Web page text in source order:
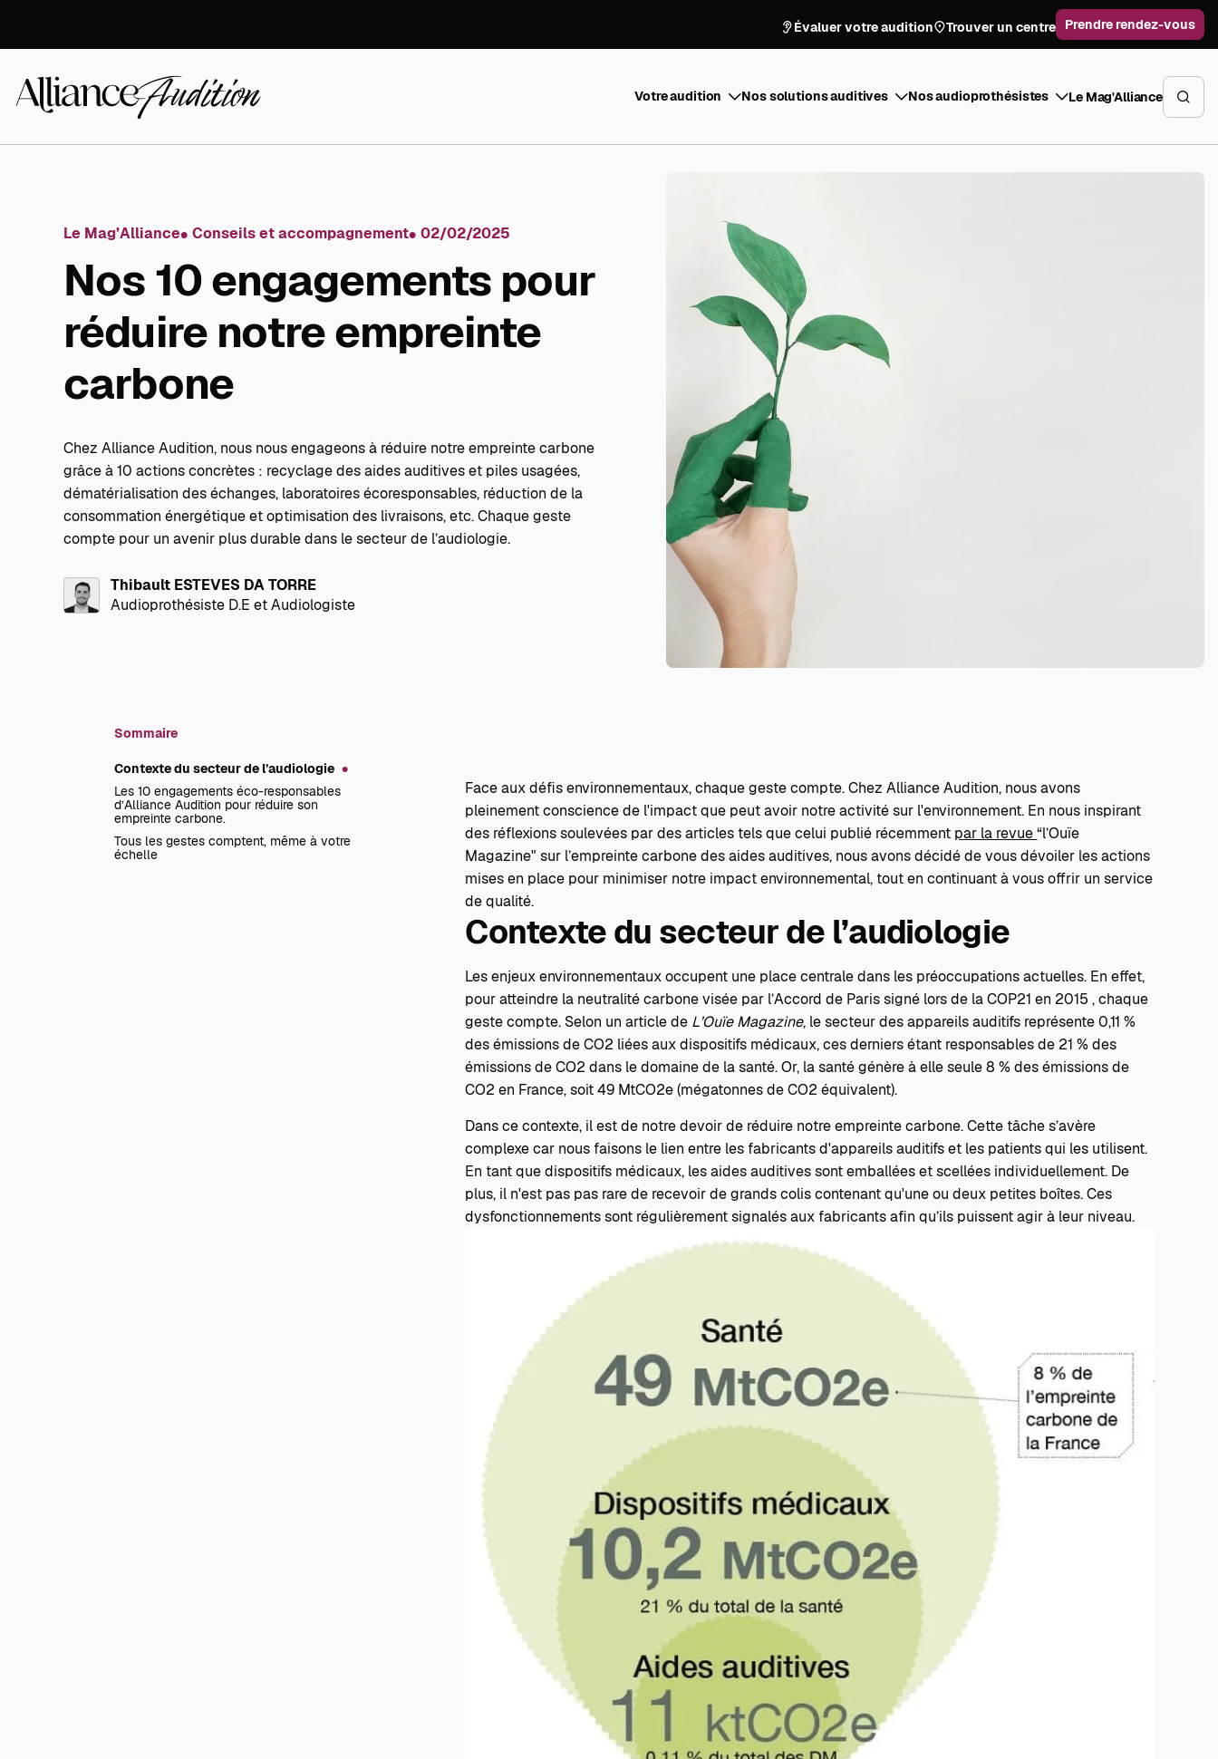
Évaluer votre audition Trouver un centre Prendre rendez-vous
Audition
Votre audition Nos solutions auditives Nos audioprothésistes Le Mag'Alliance
Le Mag’Alliance Conseils et accompagnement 02/02/2025
Nos 10 engagements pour
réduire notre empreinte
carbone
Chez Alliance Audition, nous nous engageons à réduire notre empreinte carbone
grâce à 10 actions concrètes : recyclage des aides auditives et piles usagées,
dématérialisation des échanges, laboratoires écoresponsables, réduction de la
consommation énergétique et optimisation des livraisons, etc. Chaque geste
compte pour un avenir plus durable dans le secteur de l’audiologie.
Thibault ESTEVES DA TORRE
Audioprothésiste D.E et Audiologiste
Sommaire
Contexte du secteur de l’audiologie
Les 10 engagements éco-responsables
d’Alliance Audition pour réduire son
empreinte carbone.
Tous les gestes comptent, même à votre
échelle
Face aux défis environnementaux, chaque geste compte. Chez Alliance Audition, nous avons
pleinement conscience de l'impact que peut avoir notre activité sur l'environnement. En nous inspirant
des réflexions soulevées par des articles tels que celui publié récemment par la revue“l’Ouïe
Magazine" sur l’empreinte carbone des aides auditives, nous avons décidé de vous dévoiler les actions
mises en place pour minimiser notre impact environnemental, tout en continuant à vous offrir un service
de qualité.
Contexte du secteur de l’audiologie
Les enjeux environnementaux occupent une place centrale dans les préoccupations actuelles. En effet,
pour atteindre la neutralité carbone visée par l’Accord de Paris signé lors de la COP21 en 2015 , chaque
geste compte. Selon un article de L’Ouïe Magazine, le secteur des appareils auditifs représente 0,11 %
des émissions de CO2 liées aux dispositifs médicaux, ces derniers étant responsables de 21 % des
émissions de CO2 dans le domaine de la santé. Or, la santé génère à elle seule 8 % des émissions de
CO2 en France, soit 49 MtCO2e (mégatonnes de CO2 équivalent).
Dans ce contexte, il est de notre devoir de réduire notre empreinte carbone. Cette tâche s’avère
complexe car nous faisons le lien entre les fabricants d'appareils auditifs et les patients qui les utilisent.
En tant que dispositifs médicaux, les aides auditives sont emballées et scellées individuellement. De
plus, il n'est pas pas rare de recevoir de grands colis contenant qu'une ou deux petites boîtes. Ces
dysfonctionnements sont régulièrement signalés aux fabricants afin qu’ils puissent agir à leur niveau.